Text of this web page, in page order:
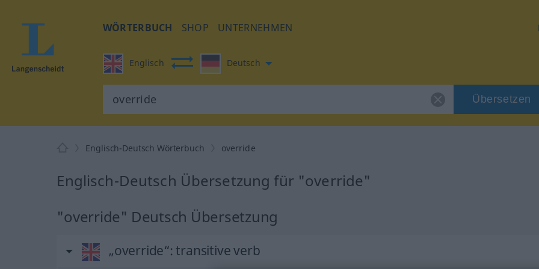
WÖRTERBUCH SHOP UNTERNEHMEN
Englisch Deutsch
Übersetzen
Englisch-Deutsch Wörterbuch override
Englisch-Deutsch Übersetzung für "override"
"override" Deutsch Übersetzung
„override“: transitive verb